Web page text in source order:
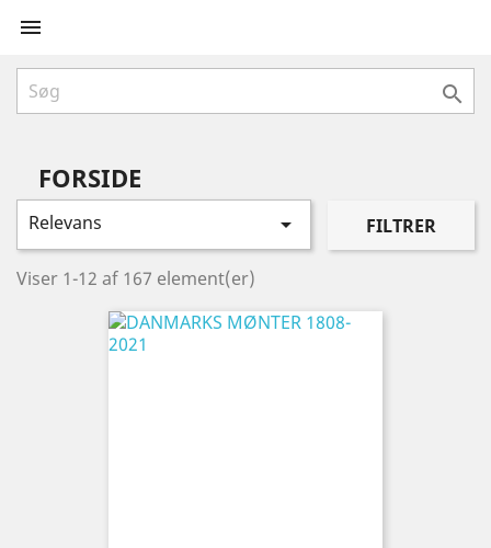


FORSIDE
Relevans  FILTRER
Viser 1-12 af 167 element(er)